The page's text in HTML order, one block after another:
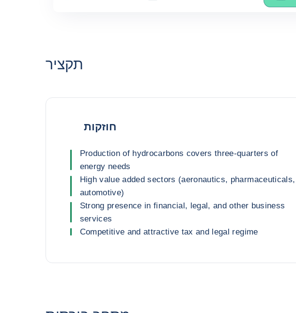
תקציר
חוזקות
Production of hydrocarbons covers three-quarters of
energy needs
High value added sectors (aeronautics, pharmaceuticals,
automotive)
Strong presence in financial, legal, and other business
services
Competitive and attractive tax and legal regime